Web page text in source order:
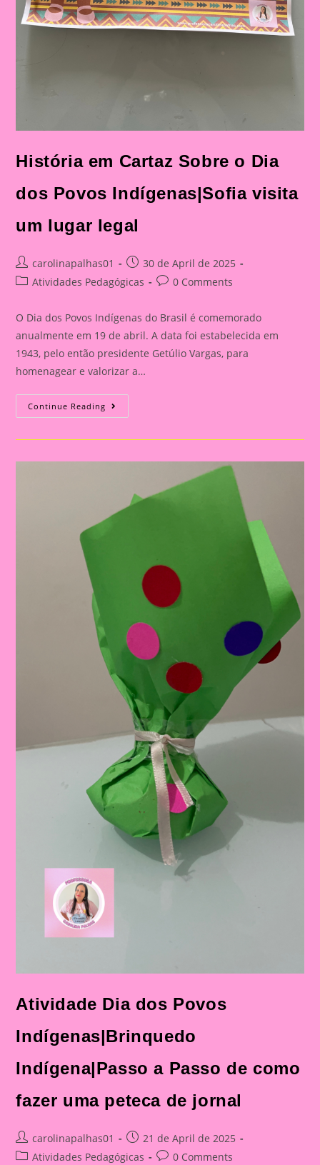
História em Cartaz Sobre o Dia
dos Povos Indígenas|Sofia visita
um lugar legal
Post
author:
carolinapalhas01
Post
published:
30 de April de 2025
PostAtividades Pedagógicas
Post0 Comments
O Dia dos Povos Indígenas do Brasil é comemorado
anualmente em 19 de abril. A data foi estabelecida em
1943, pelo então presidente Getúlio Vargas, para
homenagear e valorizar a…
Continue Reading História
Em
Dos
Indígenas|Sofia
Visita
Um
Lugar
Atividade Dia dos Povos
Indígenas|Brinquedo
Indígena|Passo a Passo de como
fazer uma peteca de jornal
Post
author:
carolinapalhas01
Post
published:
21 de April de 2025
PostAtividades Pedagógicas
Post0 Comments